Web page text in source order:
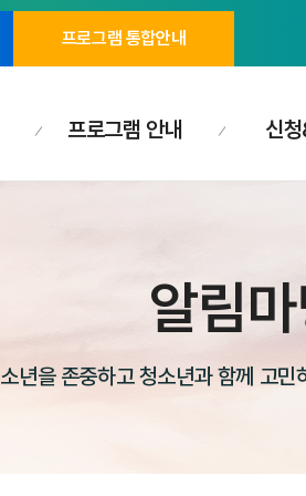
프로그램 통합안내
프로그램 안내 신
알림
년을 존중하고 청소년과 함께 고민